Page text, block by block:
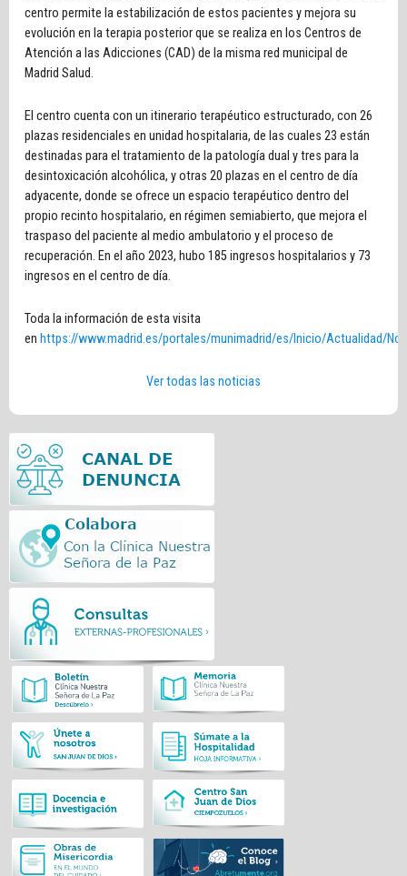
centro permite la estabilización de estos pacientes y mejora su
evolución en la terapia posterior que se realiza en los Centros de
Atención a las Adicciones (CAD) de la misma red municipal de
Madrid Salud.
El centro cuenta con un itinerario terapéutico estructurado, con 26
plazas residenciales en unidad hospitalaria, de las cuales 23 están
destinadas para el tratamiento de la patología dual y tres para la
desintoxicación alcohólica, y otras 20 plazas en el centro de día
adyacente, donde se ofrece un espacio terapéutico dentro del
propio recinto hospitalario, en régimen semiabierto, que mejora el
traspaso del paciente al medio ambulatorio y el proceso de
recuperación. En el año 2023, hubo 185 ingresos hospitalarios y 73
ingresos en el centro de día.
Toda la información de esta visita
en https://www.madrid.es/portales/munimadrid/es/Inicio/Actualidad/
Ver todas las noticias